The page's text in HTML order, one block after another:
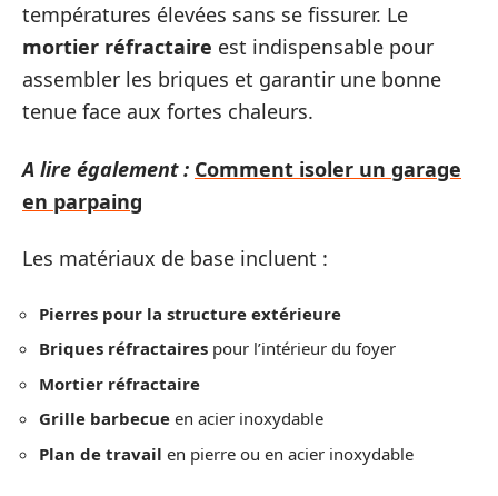
températures élevées sans se fissurer. Le
mortier réfractaire est indispensable pour
assembler les briques et garantir une bonne
tenue face aux fortes chaleurs.
A lire également : Comment isoler un garage
en parpaing
Les matériaux de base incluent :
Pierres pour la structure extérieure
Briques réfractaires pour l’intérieur du foyer
Mortier réfractaire
Grille barbecue en acier inoxydable
Plan de travail en pierre ou en acier inoxydable